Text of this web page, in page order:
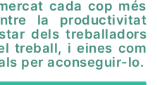
cada cop més
la productivitat
dels treballadors
treball, i eines com
per aconseguir-lo.